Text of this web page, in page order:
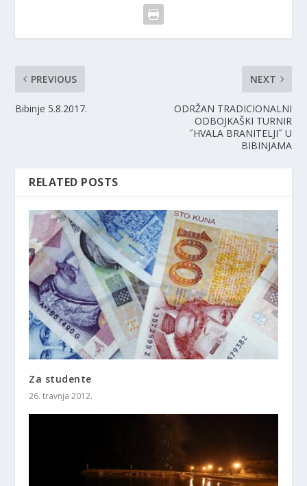
PREVIOUS
Bibinje 5.8.2017.
NEXT
ODRŽAN TRADICIONALNI
ODBOJKAŠKI TURNIR
˝HVALA BRANITELJI˝ U
BIBINJAMA
RELATED POSTS
Za studente
26. travnja 2012.